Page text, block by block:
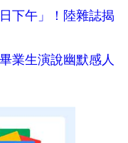
下午」！陸雜誌揭
業生演說幽默感人